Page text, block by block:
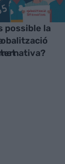
possible la